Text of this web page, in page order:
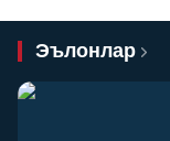
Эълонлар